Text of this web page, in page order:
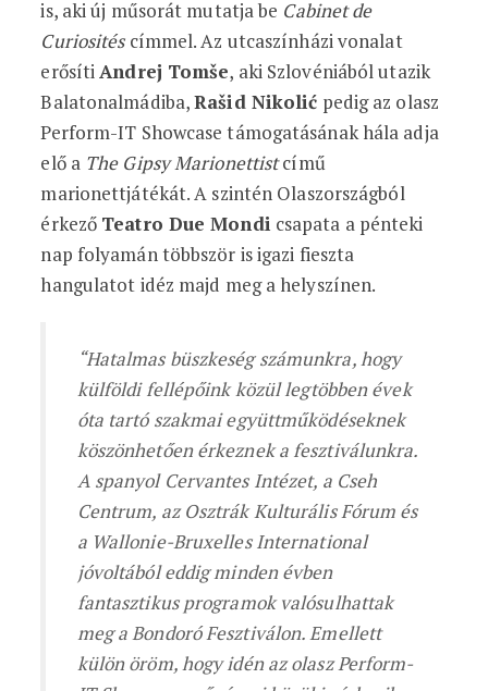
is, aki új műsorát mutatja be Cabinet de
Curiositéscímmel. Az utcaszínházi vonalat
erősítiAndrej Tomše, aki Szlovéniából utazik
Balatonalmádiba,Rašid Nikolić pedig az olasz
Perform-IT Showcase támogatásának hála adja
elő a The Gipsy Marionettistcímű
marionettjátékát. A szintén Olaszországból
érkező Teatro Due Mondi csapata a pénteki
nap folyamán többször is igazi fieszta
hangulatot idéz majd meg a helyszínen.
“Hatalmas büszkeség számunkra, hogy
külföldi fellépőink közül legtöbben évek
óta tartó szakmai együttműködéseknek
köszönhetően érkeznek a fesztiválunkra.
A spanyol Cervantes Intézet, a Cseh
Centrum, az Osztrák Kulturális Fórum és
a Wallonie-Bruxelles International
jóvoltából eddig minden évben
fantasztikus programok valósulhattak
meg a Bondoró Fesztiválon. Emellett
külön öröm, hogy idén az olasz Perform-